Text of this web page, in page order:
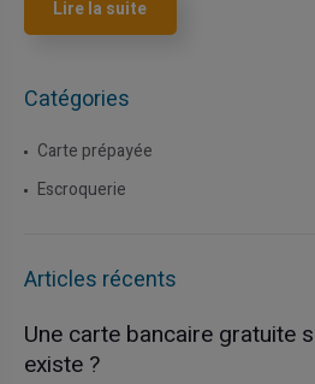
Lire la suite
Catégories
Carte prépayée
Escroquerie
Articles récents
Une carte bancaire gratuite
existe ?